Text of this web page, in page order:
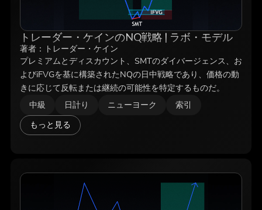
トレーダー・ケインのNQ戦略 | ラボ・モデル
著者： トレーダー・ケイン
プレミアムとディスカウント、SMTのダイバージェンス、お
よびiFVGを基に構築されたNQの日中戦略であり、価格の動
きに応じて反転または継続の可能性を特定するものだ。
中級 日計り ニューヨーク
索引
もっと見る